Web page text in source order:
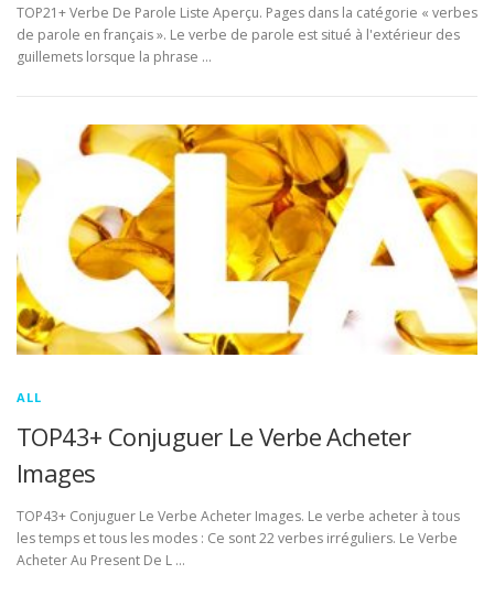
TOP21+ Verbe De Parole Liste Aperçu. Pages dans la catégorie « verbes
de parole en français ». Le verbe de parole est situé à l'extérieur des
guillemets lorsque la phrase …
ALL
TOP43+ Conjuguer Le Verbe Acheter
Images
TOP43+ Conjuguer Le Verbe Acheter Images. Le verbe acheter à tous
les temps et tous les modes : Ce sont 22 verbes irréguliers. Le Verbe
Acheter Au Present De L …